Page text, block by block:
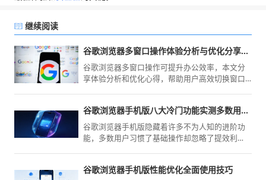
继续阅读
谷歌浏览器多窗口操作体验分析与优化分享心得
谷歌浏览器多窗口操作可提升办公效率，本文分
享体验分析和优化心得，帮助用户高效切换窗口
谷歌浏览器手机版八大冷门功能实测多数用户从未开启
谷歌浏览器手机版隐藏着许多不为人知的进阶功
能，多数用户习惯了基础操作却忽略了提效利
跃升。
谷歌浏览器手机版性能优化全面使用技巧